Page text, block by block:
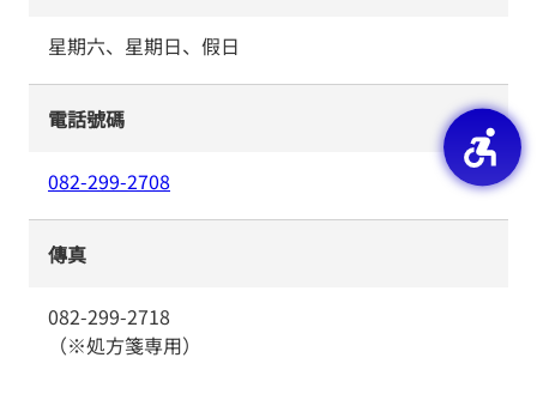
星期六、星期日、假日
電話號碼
082-299-2708
傳真
082-299-2718
（※処方箋専用）